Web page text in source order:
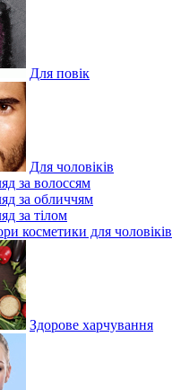
Для повік
Для чоловіків
за волоссям
за обличчям
за тілом
косметики для чоловіків
Здорове харчування